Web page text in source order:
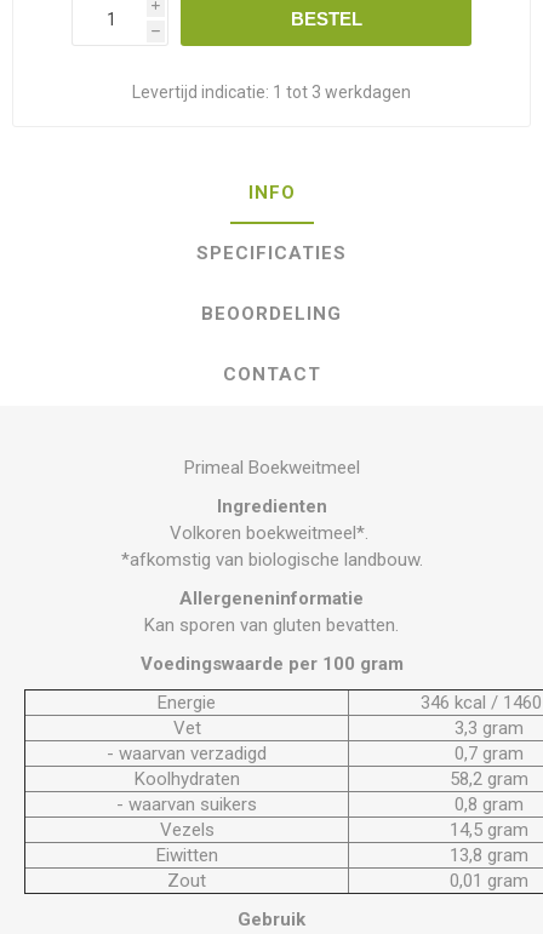
i
h
BESTEL
Levertijd indicatie: 1 tot 3 werkdagen
INFO
SPECIFICATIES
BEOORDELING
CONTACT
Primeal Boekweitmeel
Ingredienten
Volkoren boekweitmeel*.
*afkomstig van biologische landbouw.
Allergeneninformatie
Kan sporen van gluten bevatten.
Voedingswaarde per 100 gram
Energie
346 kcal /
Vet
3,3 gram
- waarvan verzadigd
0,7 gram
Koolhydraten
58,2 gram
- waarvan suikers
0,8 gram
Vezels
14,5 gram
Eiwitten
13,8 gram
Zout
0,01 gram
Gebruik